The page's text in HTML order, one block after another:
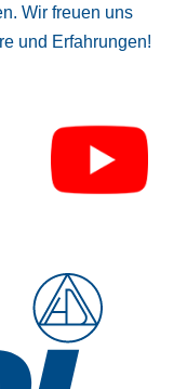
Wir freuen uns
und Erfahrungen!